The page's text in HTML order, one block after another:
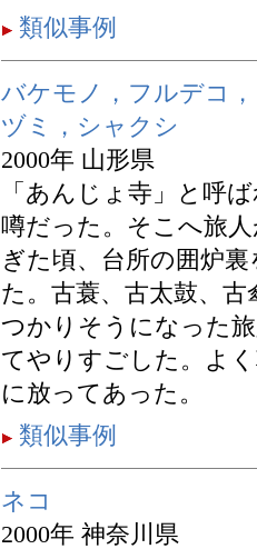
類似事例
バケモノ，フルデコ
ヅミ，シャクシ
2000年 山形県
「あんじょ寺」と呼
噂だった。そこへ旅
ぎた頃、台所の囲炉
た。古蓑、古太鼓、
つかりそうになった
てやりすごした。よ
に放ってあった。
類似事例
ネコ
2000年 神奈川県